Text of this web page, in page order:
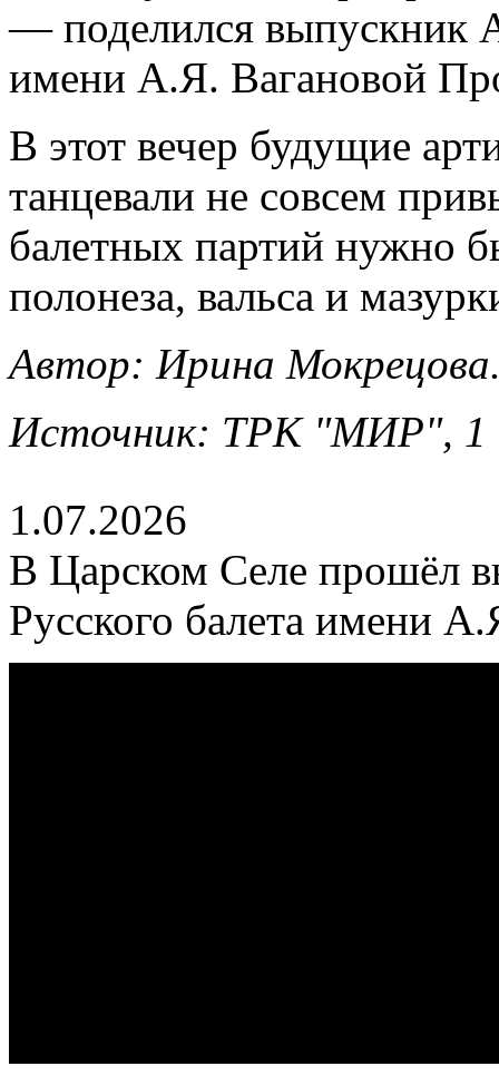
— поделился выпускник
имени А.Я. Вагановой
В этот вечер будущие
танцевали не совсем
балетных партий нужно
полонеза, вальса и
Автор: Ирина
Источник: ТРК "МИР", 1
1.07.2026
В Царском Селе прошёл
Русского балета имени